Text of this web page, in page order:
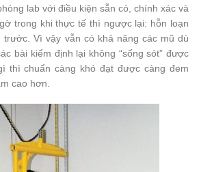
lab với điều kiện sẵn có, chính xác và
trong khi thực tế thì ngược lại: hỗn loạn
Vì vậy vẫn có khả năng các mũ dù
bài kiểm định lại không “sống sót” được
thì chuẩn càng khó đạt được càng đem
cao hơn.